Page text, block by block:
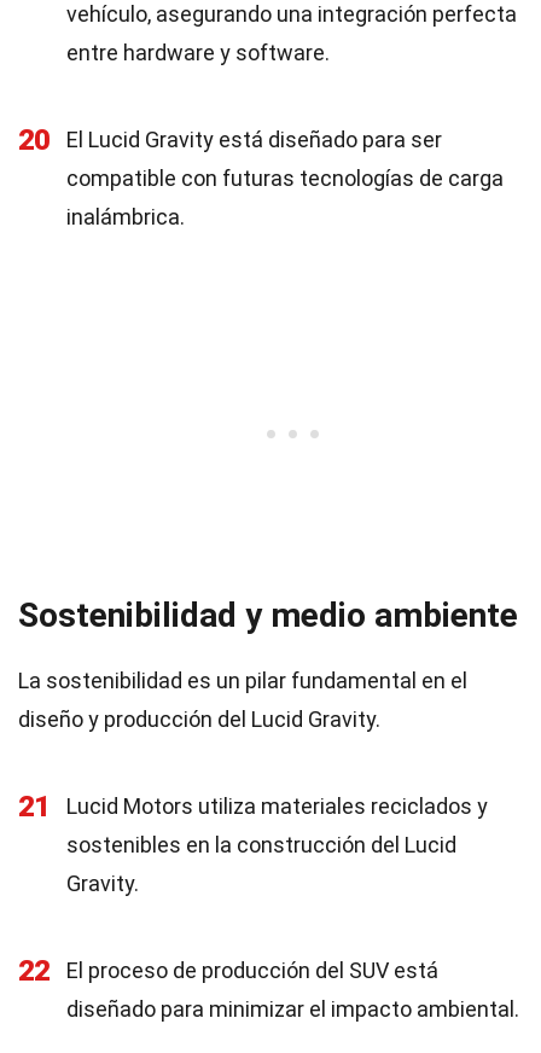
vehículo, asegurando una integración perfecta
entre hardware y software.
20
El Lucid Gravity está diseñado para ser
compatible con futuras tecnologías de carga
inalámbrica.
Sostenibilidad y medio ambiente
La sostenibilidad es un pilar fundamental en el
diseño y producción del Lucid Gravity.
21
Lucid Motors utiliza materiales reciclados y
sostenibles en la construcción del Lucid
Gravity.
22
El proceso de producción del SUV está
diseñado para minimizar el impacto ambiental.